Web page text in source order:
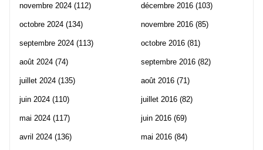
novembre 2024 (112)
octobre 2024 (134)
septembre 2024 (113)
août 2024 (74)
juillet 2024 (135)
juin 2024 (110)
mai 2024 (117)
avril 2024 (136)
décembre 2016 (103)
novembre 2016 (85)
octobre 2016 (81)
septembre 2016 (82)
août 2016 (71)
juillet 2016 (82)
juin 2016 (69)
mai 2016 (84)